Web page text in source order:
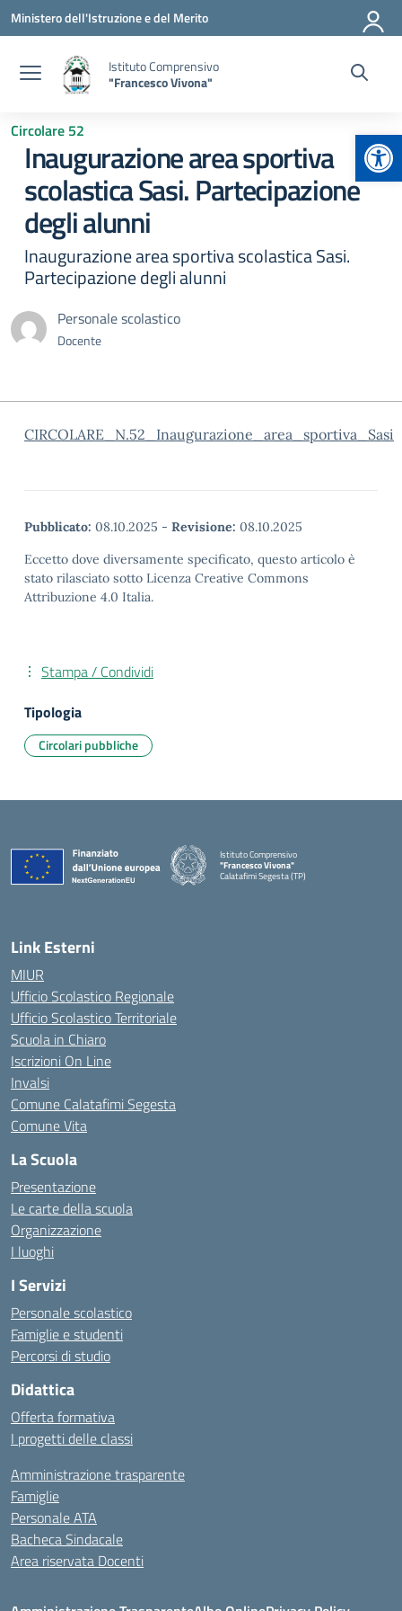
Vai ai contenuti
Vai al menu di navigazione
Vai al footer
Ministero dell'Istruzione e del Merito
Istituto Comprensivo
"Francesco Vivona"
Circolare 52
Inaugurazione area sportiva
scolastica Sasi. Partecipazione
degli alunni
Inaugurazione area sportiva scolastica Sasi.
Partecipazione degli alunni
Personale scolastico
Docente
CIRCOLARE_N.52_Inaugurazione_area_sportiva_Sasi
Pubblicato: 08.10.2025 - Revisione: 08.10.2025
Eccetto dove diversamente specificato, questo articolo è
stato rilasciato sotto Licenza Creative Commons
Attribuzione 4.0 Italia.
Stampa / Condividi
Tipologia
Circolari pubbliche
Istituto Comprensivo
"Francesco Vivona"
Calatafimi Segesta (TP)
— Visita la pagina iniziale della scuola
Link Esterni
MIUR
Ufficio Scolastico Regionale
Ufficio Scolastico Territoriale
Scuola in Chiaro
Iscrizioni On Line
Invalsi
Comune Calatafimi Segesta
Comune Vita
La Scuola
Presentazione
Le carte della scuola
Organizzazione
I luoghi
I Servizi
Personale scolastico
Famiglie e studenti
Percorsi di studio
Didattica
Offerta formativa
I progetti delle classi
Amministrazione trasparente
Famiglie
Personale ATA
Bacheca Sindacale
Area riservata Docenti